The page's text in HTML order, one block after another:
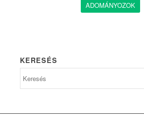
ADOMÁNYOZOK
KERESÉS